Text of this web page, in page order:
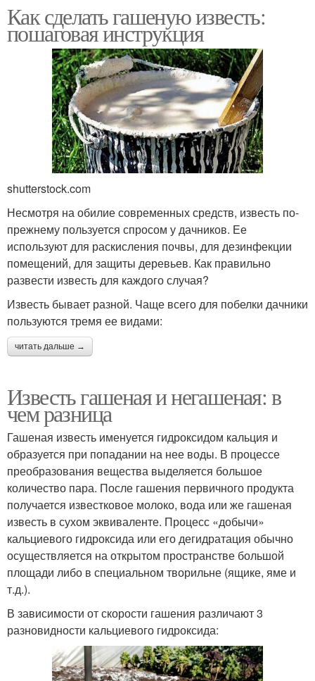
Как сделать гашеную известь:
пошаговая инструкция
shutterstock.com
Несмотря на обилие современных средств, известь по-
прежнему пользуется спросом у дачников. Ее
используют для раскисления почвы, для дезинфекции
помещений, для защиты деревьев. Как правильно
развести известь для каждого случая?
Известь бывает разной. Чаще всего для побелки дачники
пользуются тремя ее видами:
читать дальше →
Известь гашеная и негашеная: в
чем разница
Гашеная известь именуется гидроксидом кальция и
образуется при попадании на нее воды. В процессе
преобразования вещества выделяется большое
количество пара. После гашения первичного продукта
получается известковое молоко, вода или же гашеная
известь в сухом эквиваленте. Процесс «добычи»
кальциевого гидроксида или его дегидратация обычно
осуществляется на открытом пространстве большой
площади либо в специальном творильне (ящике, яме и
т.д.).
В зависимости от скорости гашения различают 3
разновидности кальциевого гидроксида: